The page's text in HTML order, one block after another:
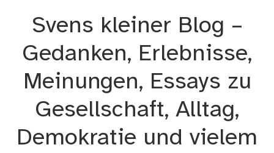
Svens kleiner Blog –
Gedanken, Erlebnisse,
Meinungen, Essays zu
Gesellschaft, Alltag,
Demokratie und vielem